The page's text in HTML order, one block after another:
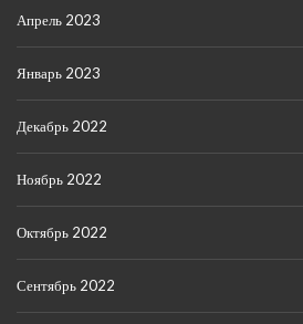
Апрель 2023
Январь 2023
Декабрь 2022
Ноябрь 2022
Октябрь 2022
Сентябрь 2022